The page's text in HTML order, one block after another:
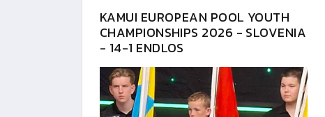
KAMUI EUROPEAN POOL YOUTH
CHAMPIONSHIPS 2026 - SLOVENIA
- 14-1 ENDLOS